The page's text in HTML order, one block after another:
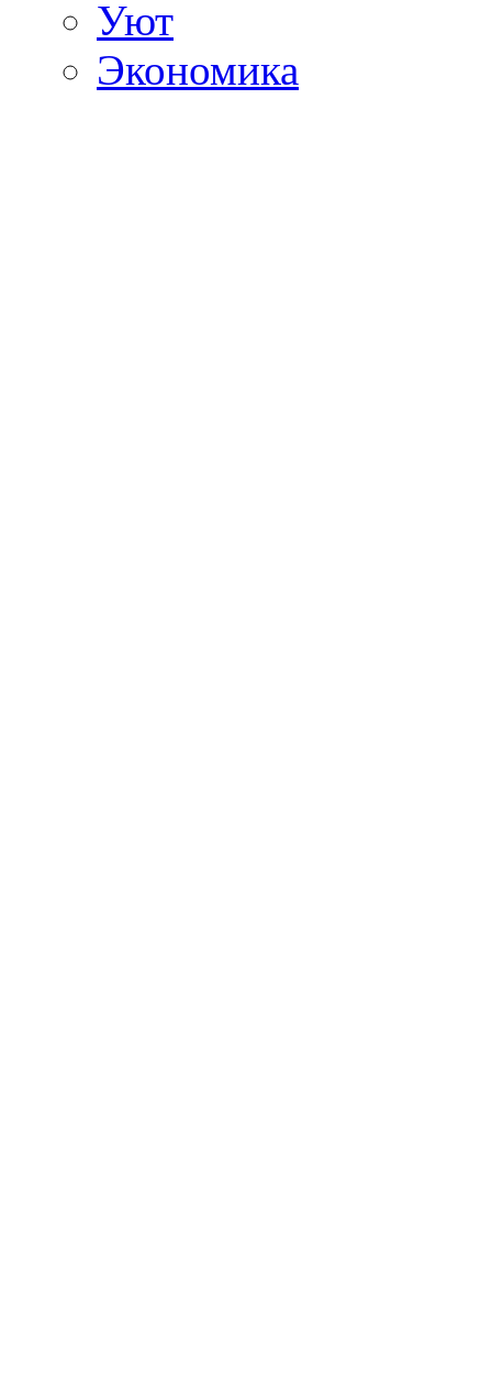
Уют
Экономика